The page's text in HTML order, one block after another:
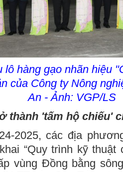
lô hàng gạo nhãn hiệu
của Công ty Nông
An - Ảnh: VGP/LS
thành 'tấm hộ chiếu'
2025, các địa
“Quy trình kỹ
vùng Đồng bằng